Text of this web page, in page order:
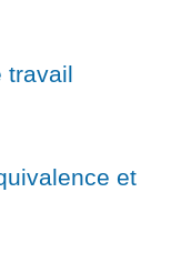
travail
et